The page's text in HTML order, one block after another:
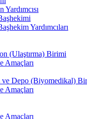
Yardımcıları
(Ulaştırma) Birimi
Amaçları
ve Depo (Biyomedikal)
Amaçları
Amaçları